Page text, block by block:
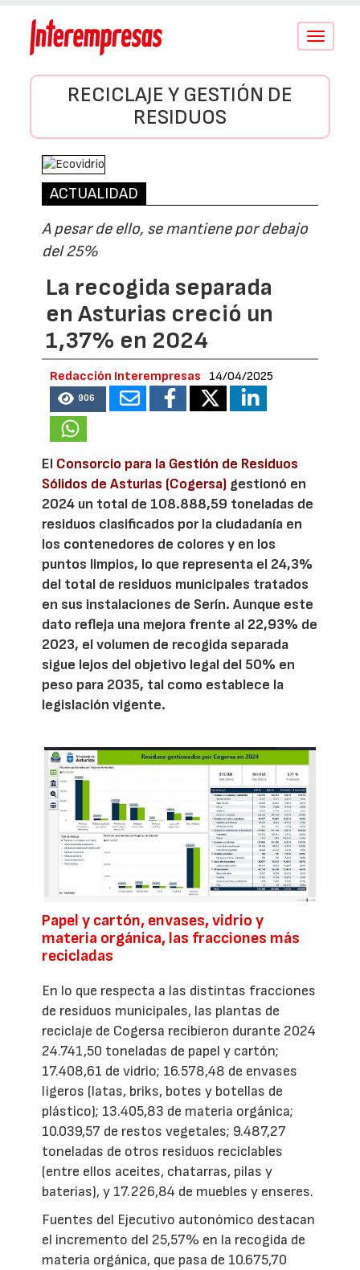
Conmutar
RECICLAJE Y GESTIÓN DE
RESIDUOS
ACTUALIDAD
A pesar de ello, se mantiene por debajo
del 25%
La recogida separada
en Asturias creció un
1,37% en 2024
Redacción Interempresas 14/04/2025
906
El Consorcio para la Gestión de Residuos
Sólidos de Asturias (Cogersa) gestionó en
2024 un total de 108.888,59 toneladas de
residuos clasificados por la ciudadanía en
los contenedores de colores y en los
puntos limpios, lo que representa el 24,3%
del total de residuos municipales tratados
en sus instalaciones de Serín. Aunque este
dato refleja una mejora frente al 22,93% de
2023, el volumen de recogida separada
sigue lejos del objetivo legal del 50% en
peso para 2035, tal como establece la
legislación vigente.
Papel y cartón, envases, vidrio y
materia orgánica, las fracciones más
recicladas
En lo que respecta a las distintas fracciones
de residuos municipales, las plantas de
reciclaje de Cogersa recibieron durante 2024
24.741,50 toneladas de papel y cartón;
17.408,61 de vidrio; 16.578,48 de envases
ligeros (latas, briks, botes y botellas de
plástico); 13.405,83 de materia orgánica;
10.039,57 de restos vegetales; 9.487,27
toneladas de otros residuos reciclables
(entre ellos aceites, chatarras, pilas y
baterías), y 17.226,84 de muebles y enseres.
Fuentes del Ejecutivo autonómico destacan
el incremento del 25,57% en la recogida de
materia orgánica, que pasa de 10.675,70